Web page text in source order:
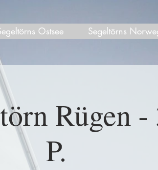
Ostsee Segeltörns
Rügen -
P.